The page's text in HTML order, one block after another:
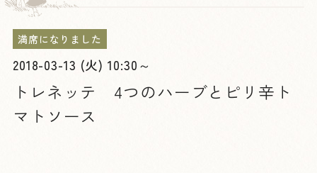
満席になりました
2018-03-13 (火) 10:30～
トレネッテ 4つのハーブとピリ辛ト
マトソース